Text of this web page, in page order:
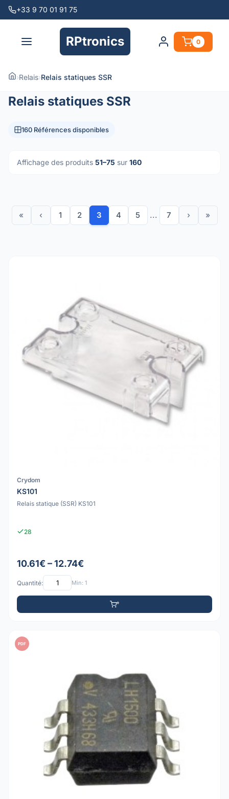
+33 9 70 01 91 75
RPtronics 0
›Relais›Relais statiques SSR
Relais statiques SSR
160 Références disponibles
Affichage des produits 51–75 sur 160
« ‹ 1 2 3 4 5 ... 7 › »
Crydom
KS101
Relais statique (SSR) KS101
28
10.61€ – 12.74€
Quantité: Min: 1
PDF